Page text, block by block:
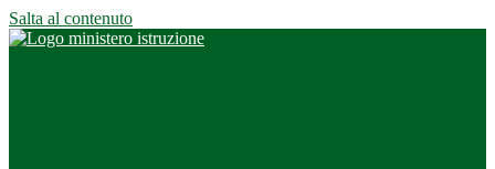
Salta al contenuto